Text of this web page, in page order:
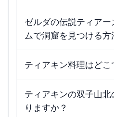
ゼルダの伝説ティア
ムで洞窟を見つける方
ティアキン料理はどこ
ティアキンの双子山
りますか？